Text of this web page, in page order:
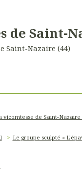
de Saint-
Saint-Nazaire (44)
vicomtesse de Saint-
Le groupe sculpté «